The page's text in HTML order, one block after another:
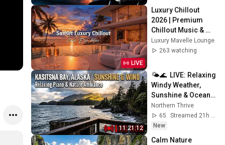
LIVE
Luxury Chillout
2026 | Premium
Chillout Music &
High-End Lifestyle
Soundtrack for
Luxury Mavelle Lounge
263 watching
11:21:12
🌤️🌊  LIVE: Relaxing
Windy Weather,
Sunshine & Ocean
Waves | Kasitsna
Bay, AK 🌦️
Northern Thrive
65
New
Calm Nature